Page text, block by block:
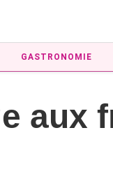
GASTRONOMIE
aux